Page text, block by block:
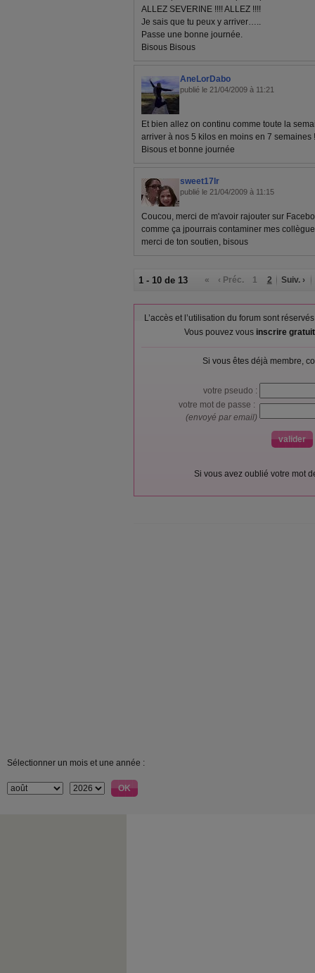
ALLEZ SEVERINE !!!! ALLEZ !!!!
Je sais que tu peux y arriver…..
Passe une bonne journée.
Bisous Bisous
AneLorDabo
publié le 21/04/2009 à 11:21
Et bien allez on continu comme toute la
arriver à nos 5 kilos en moins en 7 semaines
Bisous et bonne journée
sweet17lr
publié le 21/04/2009 à 11:15
Coucou, merci de m'avoir rajouter sur
comme ça jpourrais contaminer mes
merci de ton soutien, bisous
1 - 10 de 13 « ‹ Préc. 1 2 Suiv. ›
L’accès et l’utilisation du forum sont
Vous pouvez vous inscrire
Si vous êtes déjà membre,
votre pseudo :
votre mot de passe :
(envoyé par email)
Si vous avez oublié votre mot
Sélectionner un mois et une année :